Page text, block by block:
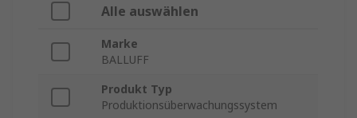
Alle auswählen
Marke
BALLUFF
Produkt Typ
Produktionsüberwachungssystem